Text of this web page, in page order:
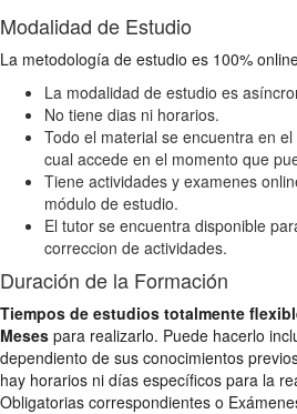
Modalidad de Estudio
La metodología de estudio es 100%
La modalidad de estudio es
No tiene dias ni horarios.
Todo el material se encuentra en
cual accede en el momento que
Tiene actividades y examenes
módulo de estudio.
El tutor se encuentra disponible
correccion de actividades.
Duración de la Formación
Tiempos de estudios totalmente
Meses para realizarlo. Puede hacerlo
dependiento de sus conocimientos
hay horarios ni días específicos para la
Obligatorias correspondientes o